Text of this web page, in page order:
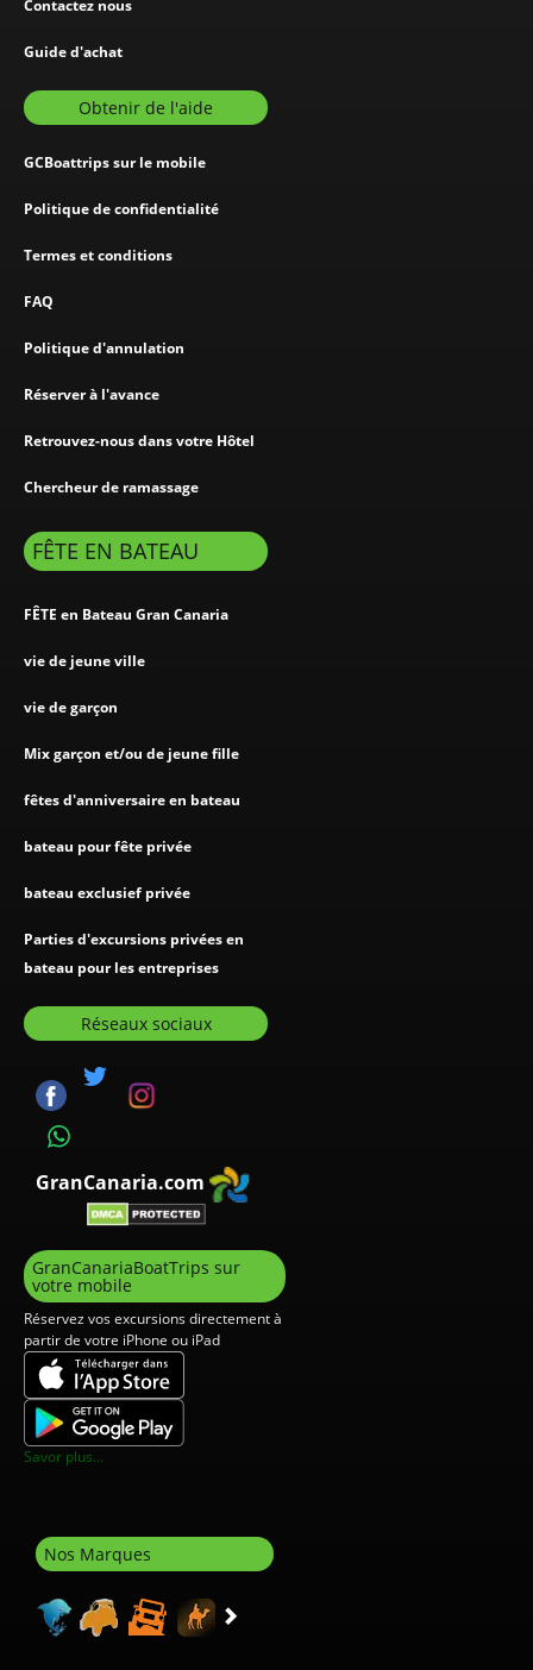
Contactez nous
Guide d'achat
Obtenir de l'aide
GCBoattrips sur le mobile
Politique de confidentialité
Termes et conditions
FAQ
Politique d'annulation
Réserver à l'avance
Retrouvez-nous dans votre Hôtel
Chercheur de ramassage
FÊTE EN BATEAU
FÊTE en Bateau Gran Canaria
vie de jeune ville
vie de garçon
Mix garçon et/ou de jeune fille
fêtes d'anniversaire en bateau
bateau pour fête privée
bateau exclusief privée
Parties d'excursions privées en
bateau pour les entreprises
Réseaux sociaux
GranCanaria.com
GranCanariaBoatTrips sur
votre mobile
Réservez vos excursions directement à
partir de votre iPhone ou iPad
Savor plus...
Nos Marques